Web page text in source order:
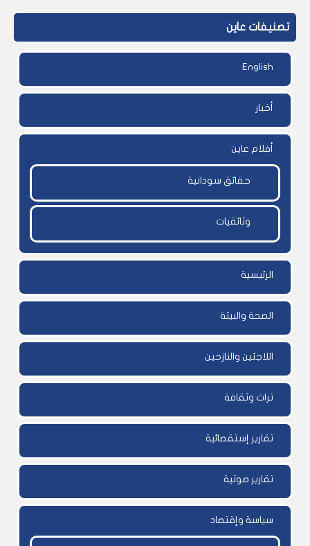
تصنيفات عاين
English
أخبار
أفلام عاين
حقائق سودانية
وثائقيات
الرئيسية
الصحة والبيئة
اللاجئين والنازحين
تراث وثقافة
تقارير إستقصائية
تقارير صوتية
سياسة وإقتصاد